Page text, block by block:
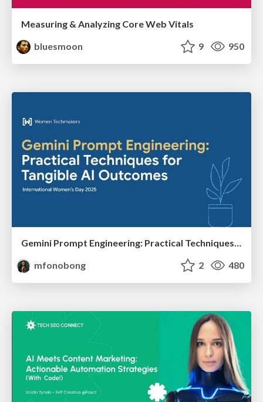
Measuring & Analyzing Core Web Vitals
bluesmoon
9 950
Gemini Prompt Engineering: Practical Techniques for Tangible AI Outcomes
mfonobong
2 480